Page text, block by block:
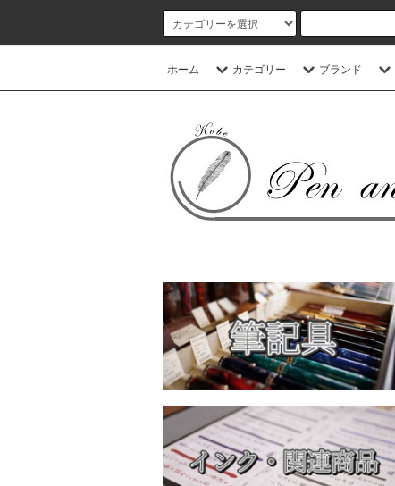
ホーム カテゴリー ブランド